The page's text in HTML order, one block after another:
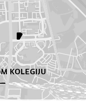
KOLEGIJU